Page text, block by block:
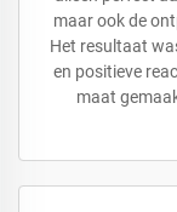
maar ook de
Het resultaat
en positieve
maat